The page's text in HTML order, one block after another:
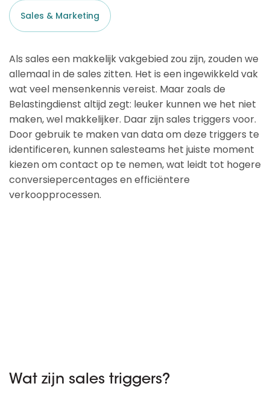
Sales & Marketing
Als sales een makkelijk vakgebied zou zijn, zouden we
allemaal in de sales zitten. Het is een ingewikkeld vak
wat veel mensenkennis vereist. Maar zoals de
Belastingdienst altijd zegt: leuker kunnen we het niet
maken, wel makkelijker. Daar zijn sales triggers voor.
Door gebruik te maken van data om deze triggers te
identificeren, kunnen salesteams het juiste moment
kiezen om contact op te nemen, wat leidt tot hogere
conversiepercentages en efficiëntere
verkoopprocessen.
Wat zijn sales triggers?